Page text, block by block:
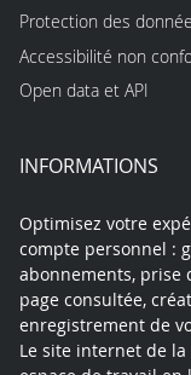
Protection des
Accessibilité non
Open data et API
INFORMATIONS
Optimisez votre
compte personnel :
abonnements, prise
page consultée,
enregistrement de
Le site internet de